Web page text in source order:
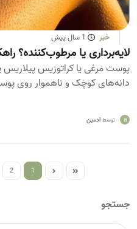
خبر 1 سال پیش
لایه‌برداری یا مرطوب‌کننده؟
پوست مرغی یا کراتوزیس
دانه‌های کوچک و ناهموار روی
a توسط ادمین
1
2
جستجو